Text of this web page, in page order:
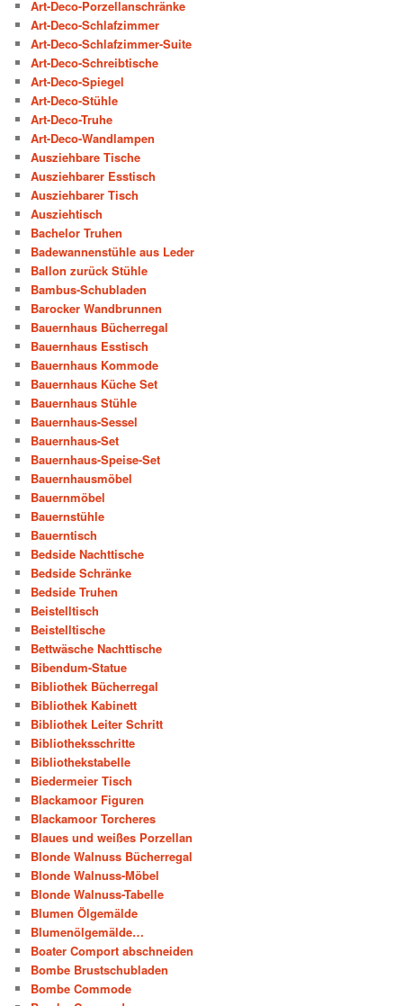
Art-Deco-Porzellanschränke
Art-Deco-Schlafzimmer
Art-Deco-Schlafzimmer-Suite
Art-Deco-Schreibtische
Art-Deco-Spiegel
Art-Deco-Stühle
Art-Deco-Truhe
Art-Deco-Wandlampen
Ausziehbare Tische
Ausziehbarer Esstisch
Ausziehbarer Tisch
Ausziehtisch
Bachelor Truhen
Badewannenstühle aus Leder
Ballon zurück Stühle
Bambus-Schubladen
Barocker Wandbrunnen
Bauernhaus Bücherregal
Bauernhaus Esstisch
Bauernhaus Kommode
Bauernhaus Küche Set
Bauernhaus Stühle
Bauernhaus-Sessel
Bauernhaus-Set
Bauernhaus-Speise-Set
Bauernhausmöbel
Bauernmöbel
Bauernstühle
Bauerntisch
Bedside Nachttische
Bedside Schränke
Bedside Truhen
Beistelltisch
Beistelltische
Bettwäsche Nachttische
Bibendum-Statue
Bibliothek Bücherregal
Bibliothek Kabinett
Bibliothek Leiter Schritt
Bibliotheksschritte
Bibliothekstabelle
Biedermeier Tisch
Blackamoor Figuren
Blackamoor Torcheres
Blaues und weißes Porzellan
Blonde Walnuss Bücherregal
Blonde Walnuss-Möbel
Blonde Walnuss-Tabelle
Blumen Ölgemälde
Blumenölgemälde…
Boater Comport abschneiden
Bombe Brustschubladen
Bombe Commode